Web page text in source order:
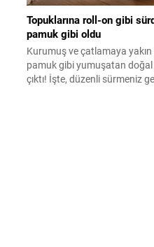
Topuklarına roll-on gibi
pamuk gibi oldu
Kurumuş ve çatlamaya yakın
pamuk gibi yumuşatan
çıktı! İşte, düzenli sürmeniz